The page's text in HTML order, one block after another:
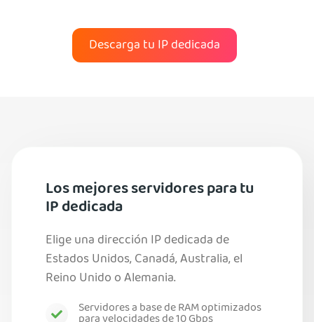
Descarga tu IP dedicada
Los mejores servidores para tu
IP dedicada
Elige una dirección IP dedicada de
Estados Unidos, Canadá, Australia, el
Reino Unido o Alemania.
Servidores a base de RAM optimizados